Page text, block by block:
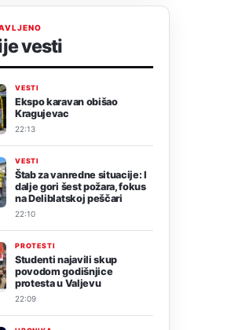
vesti
VESTI
Ekspo karavan obišao
Kragujevac
22:13
VESTI
Štab za vanredne situacije: I
dalje gori šest požara, fokus
na Deliblatskoj peščari
22:10
PROTESTI
Studenti najavili skup
povodom godišnjice
protesta u Valjevu
22:09